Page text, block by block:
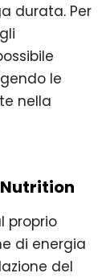
durata. Per
le
nella
proprio
di energia
del